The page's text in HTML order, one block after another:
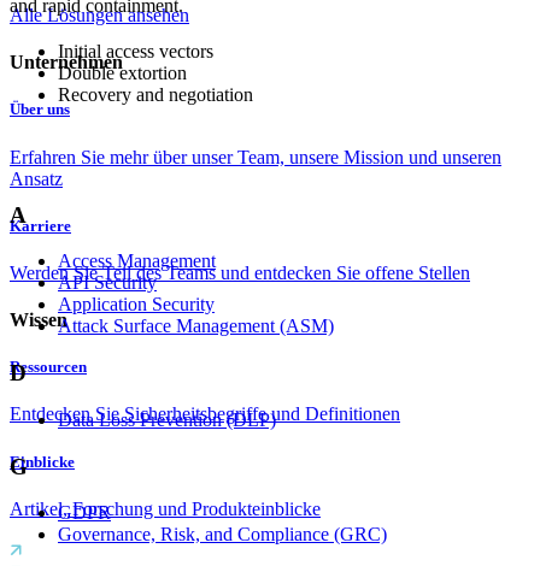
Alle Lösungen ansehen
Unternehmen
Über uns
Erfahren Sie mehr über unser Team, unsere Mission und unseren
Ansatz
Karriere
Werden Sie Teil des Teams und entdecken Sie offene Stellen
Wissen
Ressourcen
Entdecken Sie Sicherheitsbegriffe und Definitionen
Einblicke
Artikel, Forschung und Produkteinblicke
and rapid containment.
Initial access vectors
Double extortion
Recovery and negotiation
A
Access Management
API Security
Application Security
Attack Surface Management (ASM)
D
Data Loss Prevention (DLP)
G
GDPR
Governance, Risk, and Compliance (GRC)